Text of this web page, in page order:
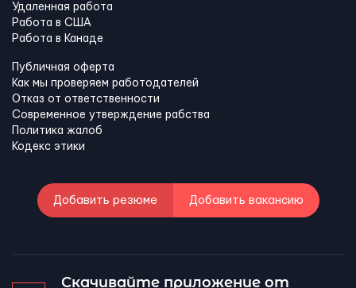
Удаленная работа
Работа в США
Работа в Канадe
Публичная оферта
Как мы проверяем работодателей
Отказ от ответственности
Современное утверждение рабства
Политика жалоб
Кодекс этики
Добавить резюме Добавить вакансию
Скачивайте приложение от